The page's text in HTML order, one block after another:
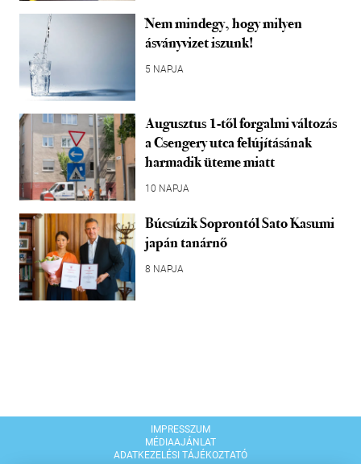
Nem mindegy, hogy milyen
ásványvizet iszunk!
5 NAPJA
Augusztus 1-től forgalmi változás
a Csengery utca felújításának
harmadik üteme miatt
10 NAPJA
Búcsúzik Soprontól Sato Kasumi
japán tanárnő
8 NAPJA
IMPRESSZUM
MÉDIAAJÁNLAT
ADATKEZELÉSI TÁJÉKOZTATÓ